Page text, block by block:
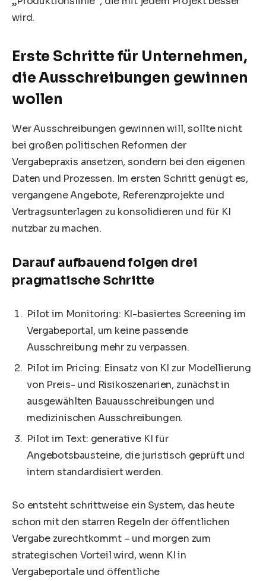
wird.
Erste Schritte für Unternehmen,
die Ausschreibungen gewinnen
wollen
Wer Ausschreibungen gewinnen will, sollte nicht
bei großen politischen Reformen der
Vergabepraxis ansetzen, sondern bei den eigenen
Daten und Prozessen. Im ersten Schritt genügt es,
vergangene Angebote, Referenzprojekte und
Vertragsunterlagen zu konsolidieren und für KI
nutzbar zu machen.
Darauf aufbauend folgen drei
pragmatische Schritte
Pilot im Monitoring: KI-basiertes Screening im
Vergabeportal, um keine passende
Ausschreibung mehr zu verpassen.
Pilot im Pricing: Einsatz von KI zur Modellierung
von Preis- und Risikoszenarien, zunächst in
ausgewählten Bauausschreibungen und
medizinischen Ausschreibungen.
Pilot im Text: generative KI für
Angebotsbausteine, die juristisch geprüft und
intern standardisiert werden.
So entsteht schrittweise ein System, das heute
schon mit den starren Regeln der öffentlichen
Vergabe zurechtkommt – und morgen zum
strategischen Vorteil wird, wenn KI in
Vergabeportale und öffentliche